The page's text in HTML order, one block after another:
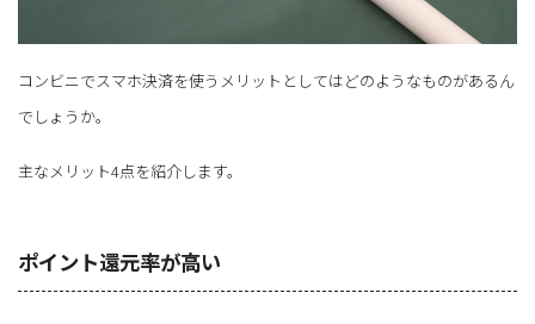
コンビニでスマホ決済を使うメリットとしてはどのようなものがあるん
でしょうか。
主なメリット4点を紹介します。
ポイント還元率が高い